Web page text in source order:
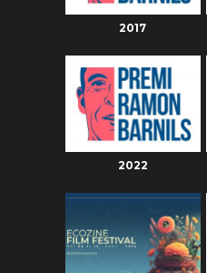
2017
2022